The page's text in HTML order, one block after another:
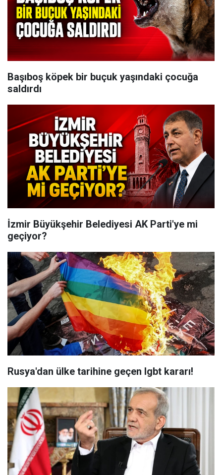
Başıboş köpek bir buçuk yaşındaki çocuğa
saldırdı
İzmir Büyükşehir Belediyesi AK Parti'ye mi
geçiyor?
Rusya'dan ülke tarihine geçen lgbt kararı!